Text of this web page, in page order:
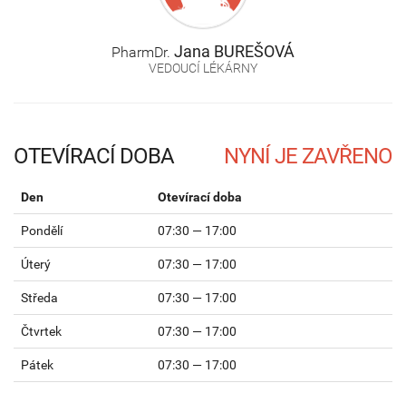
PharmDr. Jana BUREŠOVÁ
VEDOUCÍ LÉKÁRNY
OTEVÍRACÍ DOBA
Den Otevírací doba
Pondělí 07:30 — 17:00
Úterý 07:30 — 17:00
Středa 07:30 — 17:00
Čtvrtek 07:30 — 17:00
Pátek 07:30 — 17:00